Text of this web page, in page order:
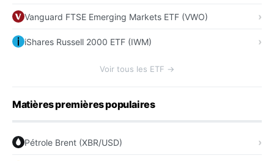
Vanguard FTSE Emerging Markets ETF (VWO)
iShares Russell 2000 ETF (IWM)
Voir tous les ETF →
Matières premières populaires
Pétrole Brent (XBR/USD)